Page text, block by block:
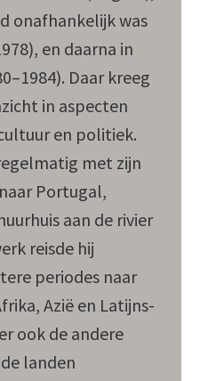
onafhankelijk was
en daarna in
Daar kreeg
in aspecten
en politiek.
met zijn
Portugal,
aan de rivier
reisde hij
periodes naar
Azië en Latijns-
ook de andere
landen